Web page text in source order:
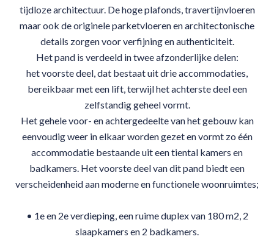
tijdloze architectuur. De hoge plafonds, travertijnvloeren
maar ook de originele parketvloeren en architectonische
details zorgen voor verfijning en authenticiteit.
Het pand is verdeeld in twee afzonderlijke delen:
het voorste deel, dat bestaat uit drie accommodaties,
bereikbaar met een lift, terwijl het achterste deel een
zelfstandig geheel vormt.
Het gehele voor- en achtergedeelte van het gebouw kan
eenvoudig weer in elkaar worden gezet en vormt zo één
accommodatie bestaande uit een tiental kamers en
badkamers. Het voorste deel van dit pand biedt een
verscheidenheid aan moderne en functionele woonruimtes;
• 1e en 2e verdieping, een ruime duplex van 180 m2, 2
slaapkamers en 2 badkamers.